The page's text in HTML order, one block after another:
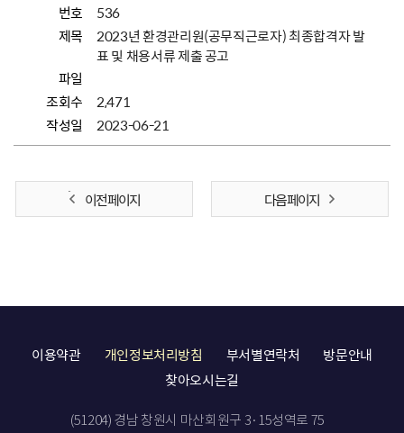
번호
536
제목
2023년 환경관리원(공무직근로자) 최종합격자 발
표 및 채용서류 제출 공고
파일
조회수
2,471
작성일
2023-06-21
이전 페이지 다음 페이지
이용약관 개인정보처리방침 부서별연락처
방문안내
찾아오시는길
(51204) 경남 창원시 마산회원구 3·15성역로 75